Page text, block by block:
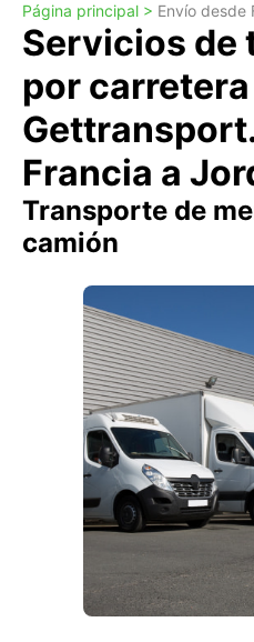
Página principal > Envío desde
Servicios de
por
Francia a
Transporte de
camión